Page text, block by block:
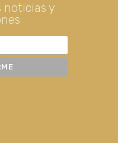
noticias y